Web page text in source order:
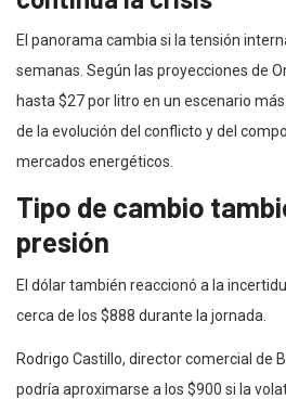
El panorama cambia si la tensión
semanas. Según las proyecciones de
hasta $27 por litro en un escenario
de la evolución del conflicto y del
mercados energéticos.
Tipo de cambio
presión
El dólar también reaccionó a la
cerca de los $888 durante la jornada.
Rodrigo Castillo, director comercial de
podría aproximarse a los $900 si la